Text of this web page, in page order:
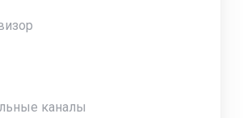
каналы